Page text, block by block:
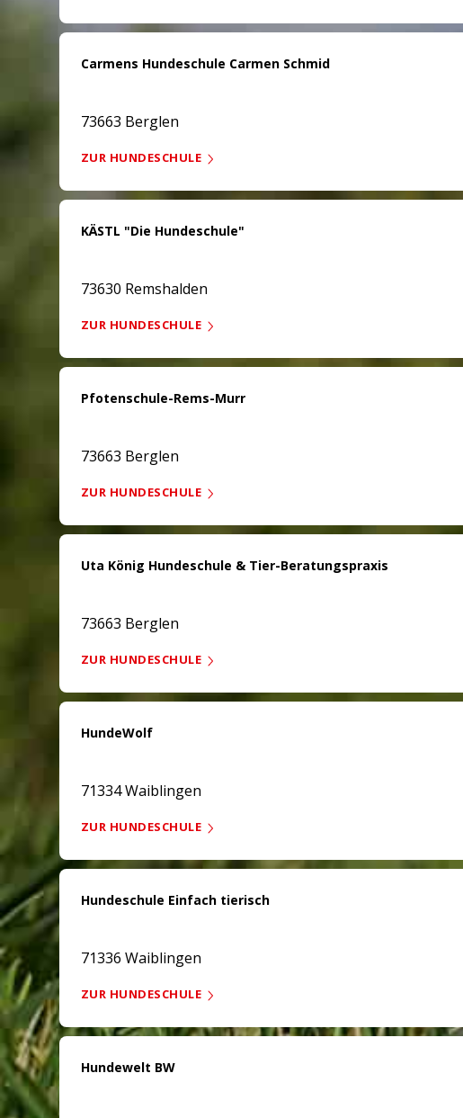
Carmens Hundeschule Carmen Schmid
73663 Berglen
ZUR HUNDESCHULE
KÄSTL "Die Hundeschule"
73630 Remshalden
ZUR HUNDESCHULE
Pfotenschule-Rems-Murr
73663 Berglen
ZUR HUNDESCHULE
Uta König Hundeschule & Tier-Beratungspraxis
73663 Berglen
ZUR HUNDESCHULE
HundeWolf
71334 Waiblingen
ZUR HUNDESCHULE
Hundeschule Einfach tierisch
71336 Waiblingen
ZUR HUNDESCHULE
Hundewelt BW